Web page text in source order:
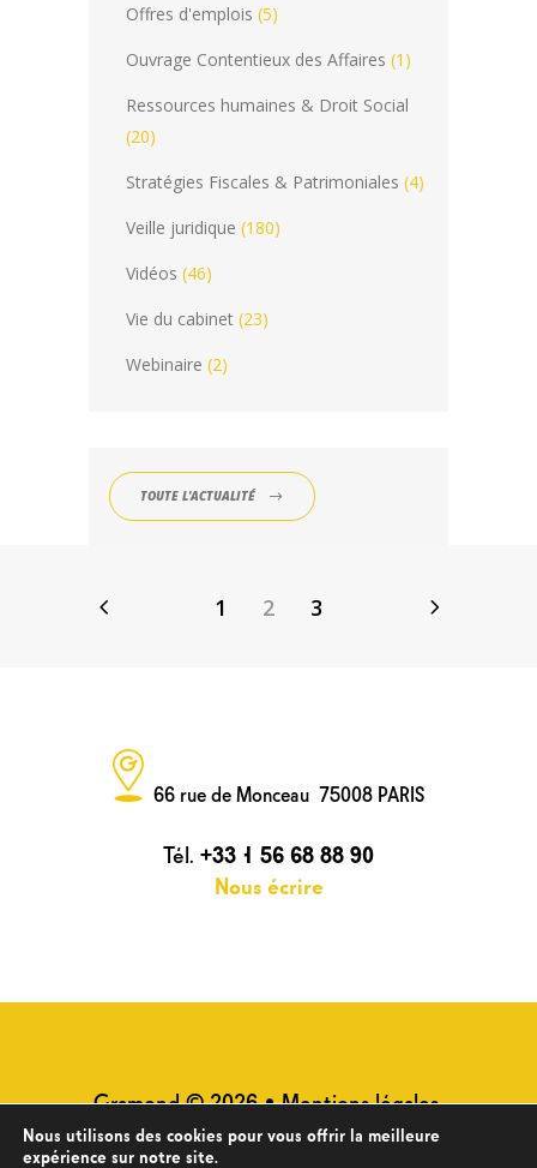
Offres d'emplois (5)
Ouvrage Contentieux des Affaires (1)
Ressources humaines & Droit Social
(20)
Stratégies Fiscales & Patrimoniales (4)
Veille juridique (180)
Vidéos (46)
Vie du cabinet (23)
Webinaire (2)
TOUTE L'ACTUALITÉ
1 2 3
66 rue de Monceau 75008 PARIS
Tél. +33 1 56 68 88 90
Nous écrire
Gramond © 2026 •Mentions légales
•Plan du site•Politique de
Nous utilisons des cookies pour vous offrir la meilleure
expérience sur notre site.